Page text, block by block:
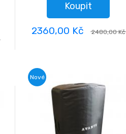
Koupit
2360,00 Kč 2480,00 Kč
Nové